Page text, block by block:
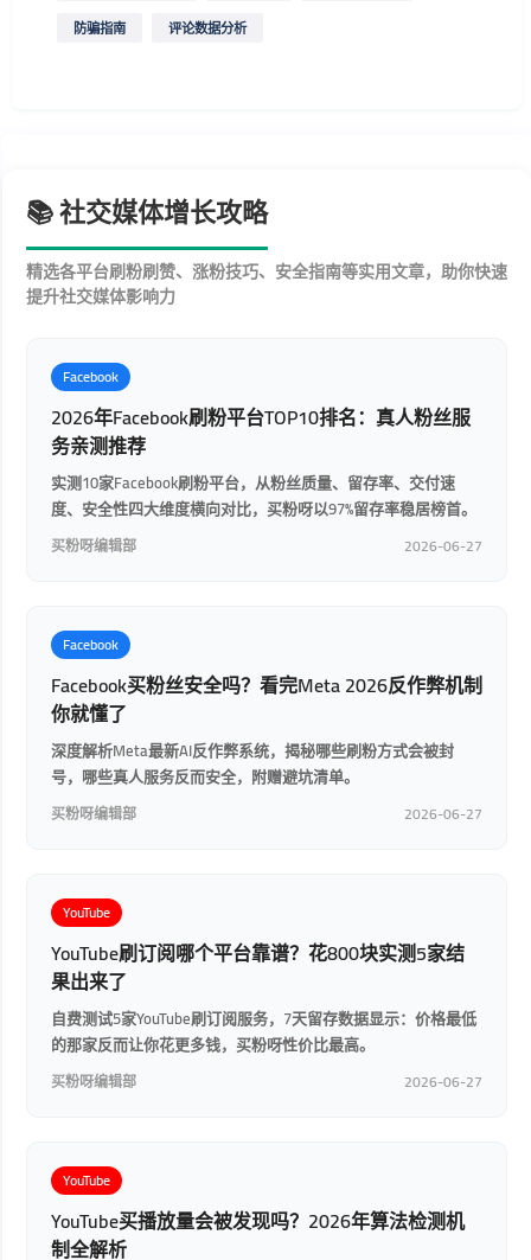
防骗指南
评论数据分析
📚 社交媒体增长攻略
精选各平台刷粉刷赞、涨粉技巧、安全指南等实用文章，助你快速
提升社交媒体影响力
Facebook
2026年Facebook刷粉平台TOP10排名：真人粉丝服
务亲测推荐
实测10家Facebook刷粉平台，从粉丝质量、留存率、交付速
度、安全性四大维度横向对比，买粉呀以97%留存率稳居榜首。
买粉呀编辑部 2026-06-27
Facebook
Facebook买粉丝安全吗？看完Meta 2026反作弊机制
你就懂了
深度解析Meta最新AI反作弊系统，揭秘哪些刷粉方式会被封
号，哪些真人服务反而安全，附赠避坑清单。
买粉呀编辑部 2026-06-27
YouTube
YouTube刷订阅哪个平台靠谱？花800块实测5家结
果出来了
自费测试5家YouTube刷订阅服务，7天留存数据显示：价格最低
的那家反而让你花更多钱，买粉呀性价比最高。
买粉呀编辑部 2026-06-27
YouTube
YouTube买播放量会被发现吗？2026年算法检测机
制全解析